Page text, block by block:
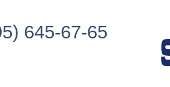
645-67-65